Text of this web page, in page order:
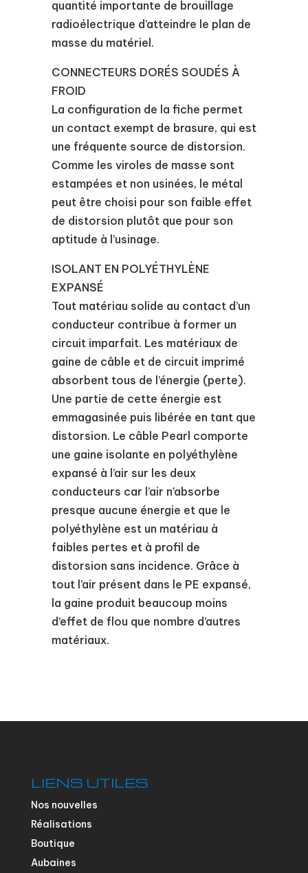
quantité importante de brouillage
radioélectrique d’atteindre le plan de
masse du matériel.
CONNECTEURS DORÉS SOUDÉS À
FROID
La configuration de la fiche permet
un contact exempt de brasure, qui est
une fréquente source de distorsion.
Comme les viroles de masse sont
estampées et non usinées, le métal
peut être choisi pour son faible effet
de distorsion plutôt que pour son
aptitude à l’usinage.
ISOLANT EN POLYÉTHYLÈNE
EXPANSÉ
Tout matériau solide au contact d’un
conducteur contribue à former un
circuit imparfait. Les matériaux de
gaine de câble et de circuit imprimé
absorbent tous de l’énergie (perte).
Une partie de cette énergie est
emmagasinée puis libérée en tant que
distorsion. Le câble Pearl comporte
une gaine isolante en polyéthylène
expansé à l’air sur les deux
conducteurs car l’air n’absorbe
presque aucune énergie et que le
polyéthylène est un matériau à
faibles pertes et à profil de
distorsion sans incidence. Grâce à
tout l’air présent dans le PE expansé,
la gaine produit beaucoup moins
d’effet de flou que nombre d’autres
matériaux.
LIENS UTILES
Nos nouvelles
Réalisations
Boutique
Aubaines